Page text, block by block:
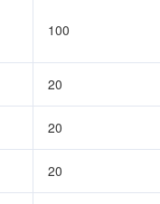
100
20
20
20